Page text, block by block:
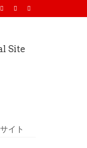
Site
イト